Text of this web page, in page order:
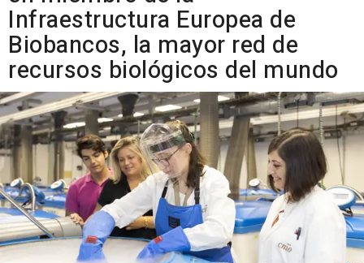
Infraestructura Europea de
Biobancos, la mayor red de
recursos biológicos del mundo